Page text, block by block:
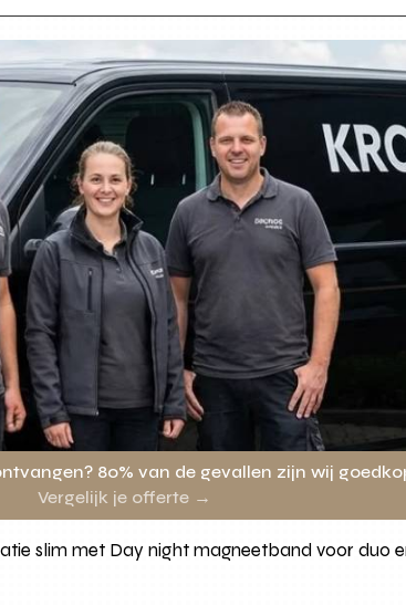
80% van de gevallen zijn wij
Vergelijk je offerte →
slim met Day night magneetband voor duo